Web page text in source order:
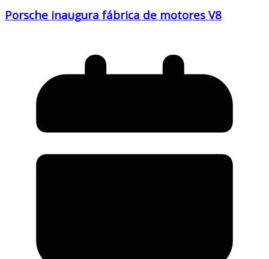
Porsche inaugura fábrica de motores V8